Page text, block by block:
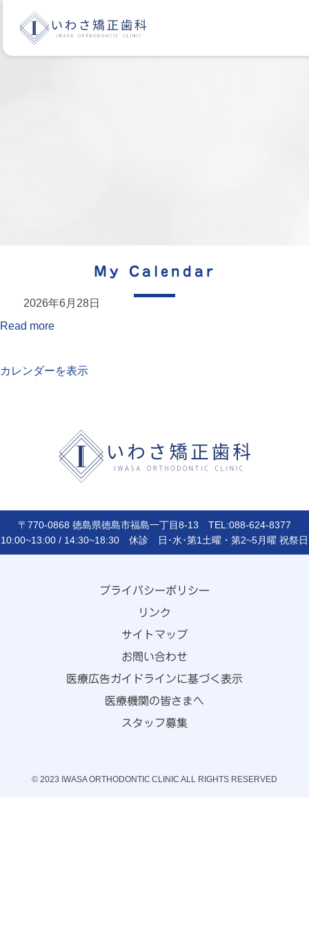
My Calendar
2026年6月28日
Read more
カレンダーを表示
〒770-0868 徳島県徳島市福島一丁目8-13 TEL:088-624-8377
10:00~13:00 / 14:30~18:30 休診 日･水･第1土曜・第2~5月曜 祝祭日
プライバシーポリシー
リンク
サイトマップ
お問い合わせ
医療広告ガイドラインに基づく表示
医療機関の皆さまへ
スタッフ募集
© 2023 IWASA ORTHODONTIC CLINIC ALL RIGHTS RESERVED